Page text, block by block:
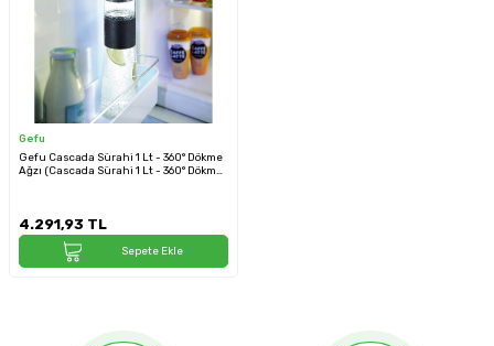
Gefu
Gefu Cascada Sürahi 1 Lt - 360° Dökme
Ağzı (Cascada Sürahi 1 Lt - 360° Dökme
4.291,93 TL
Sepete Ekle